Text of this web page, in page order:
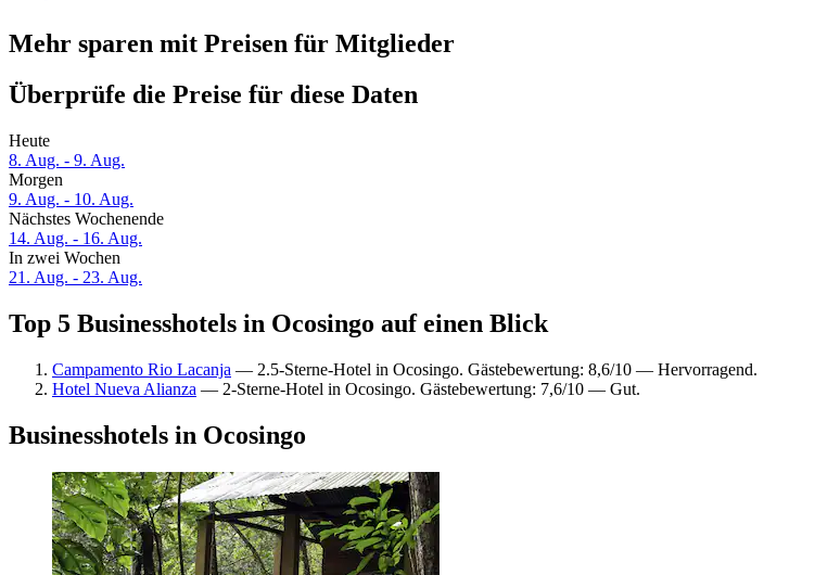
Mehr sparen mit Preisen für Mitglieder
Überprüfe die Preise für diese Daten
Heute
8. Aug. - 9. Aug.
Morgen
9. Aug. - 10. Aug.
Nächstes Wochenende
14. Aug. - 16. Aug.
In zwei Wochen
21. Aug. - 23. Aug.
Top 5 Businesshotels in Ocosingo auf einen Blick
Campamento Rio Lacanja — 2.5-Sterne-Hotel in Ocosingo. Gästebewertung: 8,6/10 — Hervorragend.
Hotel Nueva Alianza — 2-Sterne-Hotel in Ocosingo. Gästebewertung: 7,6/10 — Gut.
Businesshotels in Ocosingo